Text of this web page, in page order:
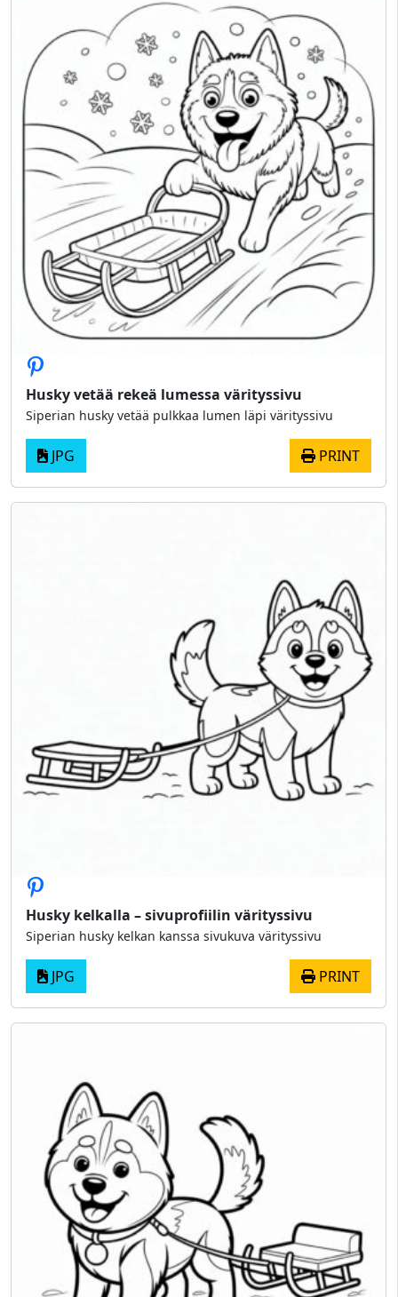
Husky vetää rekeä lumessa värityssivu
Siperian husky vetää pulkkaa lumen läpi värityssivu
JPG PRINT
Husky kelkalla – sivuprofiilin värityssivu
Siperian husky kelkan kanssa sivukuva värityssivu
JPG PRINT